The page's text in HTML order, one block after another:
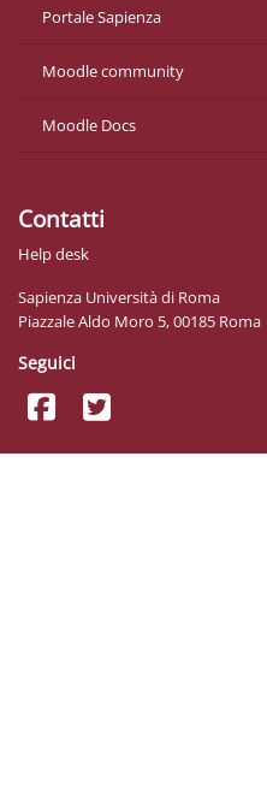
Portale Sapienza
Moodle community
Moodle Docs
Contatti
Help desk
Sapienza Università di Roma
Piazzale Aldo Moro 5, 00185 Roma
Seguici